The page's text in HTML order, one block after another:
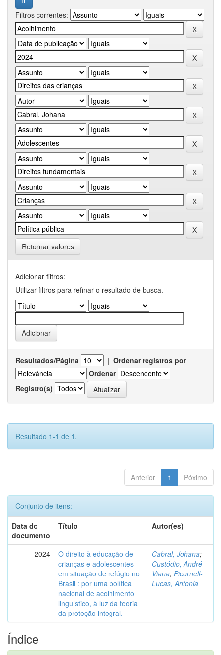
Filtros correntes:
Retornar valores
Adicionar filtros:
Utilizar filtros para refinar o resultado de busca.
Resultados/Página | Ordenar registros por
Ordenar
Registro(s)
Resultado 1-1 de 1.
Anterior 1 Póximo
Conjunto de itens:
Data do
documento
Título Autor(es)
2024
O direito à educação de
crianças e adolescentes
em situação de refúgio no
Brasil : por uma política
nacional de acolhimento
linguístico, à luz da teoria
da proteção integral.
Cabral, Johana;
Custódio, André
Viana; Picornell-
Lucas, Antonia
Índice